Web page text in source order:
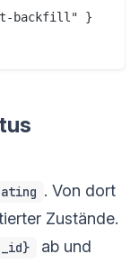
backfill" }
. Von dort
Zustände.
ab und